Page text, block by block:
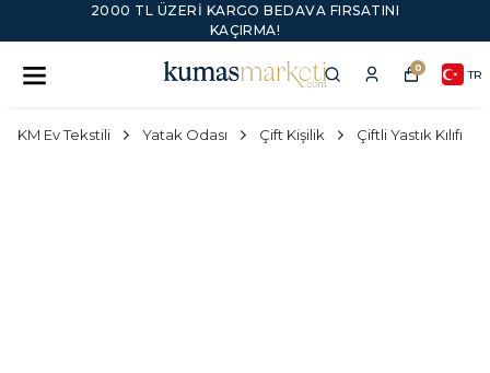
2000 TL ÜZERI KARGO BEDAVA FIRSATINI
KAÇIRMA!
0 TR
KM Ev Tekstili Yatak Odası Çift Kişilik Çiftli Yastık Kılıfı